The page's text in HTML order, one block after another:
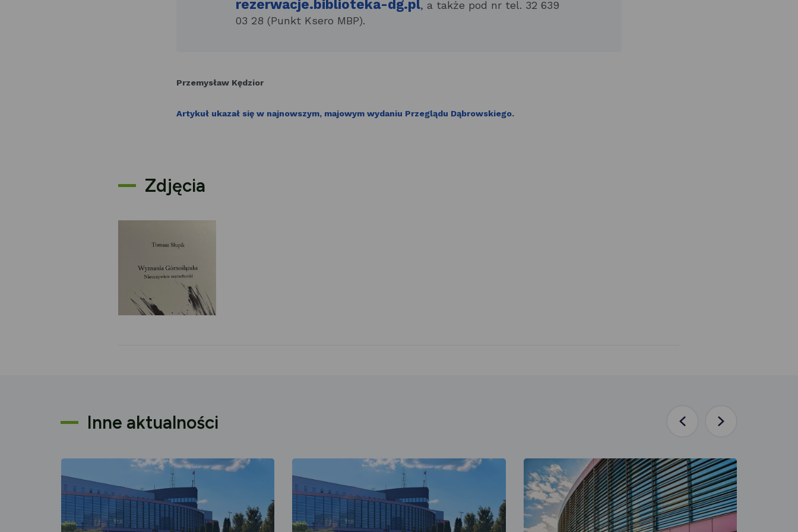
rezerwacje.biblioteka-dg.pl, a także pod nr tel. 32 639
03 28 (Punkt Ksero MBP).
Przemysław Kędzior
Artykuł ukazał się w najnowszym, majowym wydaniu Przeglądu Dąbrowskiego.
Zdjęcia
Inne aktualności
Poprzednia
Następna